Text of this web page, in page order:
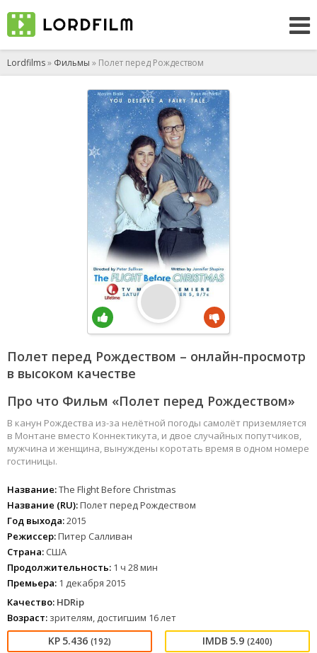
Lordfilms» Фильмы » Полет перед Рождеством
Полет перед Рождеством – онлайн-просмотр
в высоком качестве
Про что Фильм «Полет перед Рождеством»
В канун Рождества из-за нелётной погоды самолёт приземляется
в Монтане вместо Коннектикута, и двое случайных попутчиков,
мужчина и женщина, вынуждены коротать время в одном номере
гостиницы.
Название:The Flight Before Christmas
Название (RU):Полет перед Рождеством
Год выхода:2015
Режиссер:Питер Салливан
Страна: США
Продолжительность: 1 ч 28 мин
Премьера: 1 декабря 2015
Качество: HDRip
Возраст: зрителям, достигшим 16 лет
5.436 (192) 5.9 (2400)